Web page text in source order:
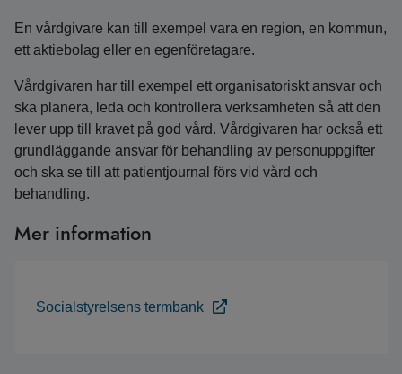
En vårdgivare kan till exempel vara en region, en kommun,
ett aktiebolag eller en egenföretagare.
Vårdgivaren har till exempel ett organisatoriskt ansvar och
ska planera, leda och kontrollera verksamheten så att den
lever upp till kravet på god vård. Vårdgivaren har också ett
grundläggande ansvar för behandling av personuppgifter
och ska se till att patientjournal förs vid vård och
behandling.
Mer information
Socialstyrelsens termbank